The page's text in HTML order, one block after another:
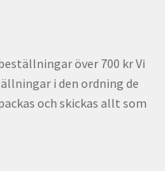
över 700 kr Vi
i den ordning de
och skickas allt som